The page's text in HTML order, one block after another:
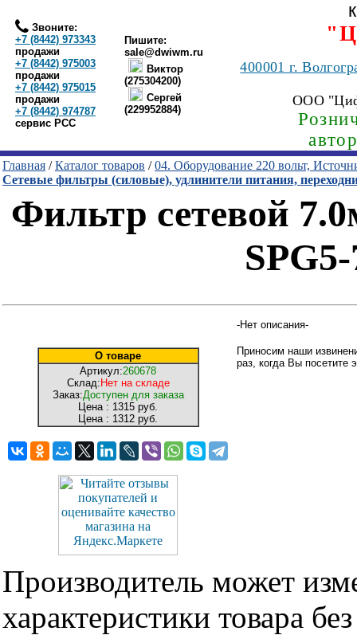
Звоните:
+7 (8442) 973343
продажи
+7 (8442) 975003
продажи
+7 (8442) 975015
продажи
+7 (8442) 974787
сервис РСС
Пишите:
sale@dwiwm.ru
Виктор
(275304200)
Сергей
(229952884)
400001г.
ООО
Главная /Каталог товаров /04. Оборудование 220 вольт,
Сетевые фильтры (силовые), удлинители питания,
Фильтр сетевой
О товаре
Артикул:260678
Склад: Нет на складе
Заказ:Доступен для заказа
Цена : 1315 руб.
Цена : 1312 руб.
-Нет описания-
Приносим наши
раз, когда Вы посетите
Производитель может
характеристики товара